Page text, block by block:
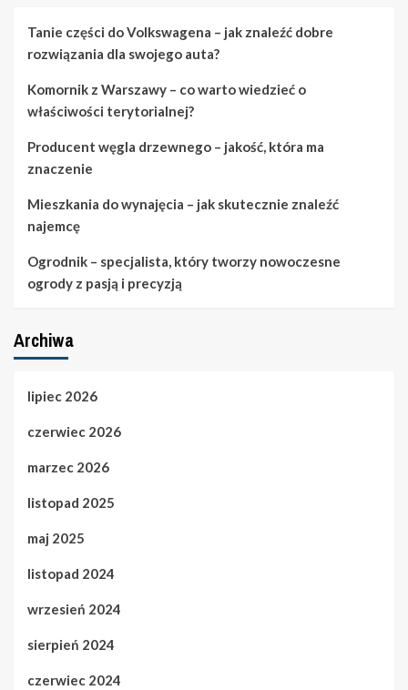
Tanie części do Volkswagena – jak znaleźć dobre
rozwiązania dla swojego auta?
Komornik z Warszawy – co warto wiedzieć o
właściwości terytorialnej?
Producent węgla drzewnego – jakość, która ma
znaczenie
Mieszkania do wynajęcia – jak skutecznie znaleźć
najemcę
Ogrodnik – specjalista, który tworzy nowoczesne
ogrody z pasją i precyzją
Archiwa
lipiec 2026
czerwiec 2026
marzec 2026
listopad 2025
maj 2025
listopad 2024
wrzesień 2024
sierpień 2024
czerwiec 2024